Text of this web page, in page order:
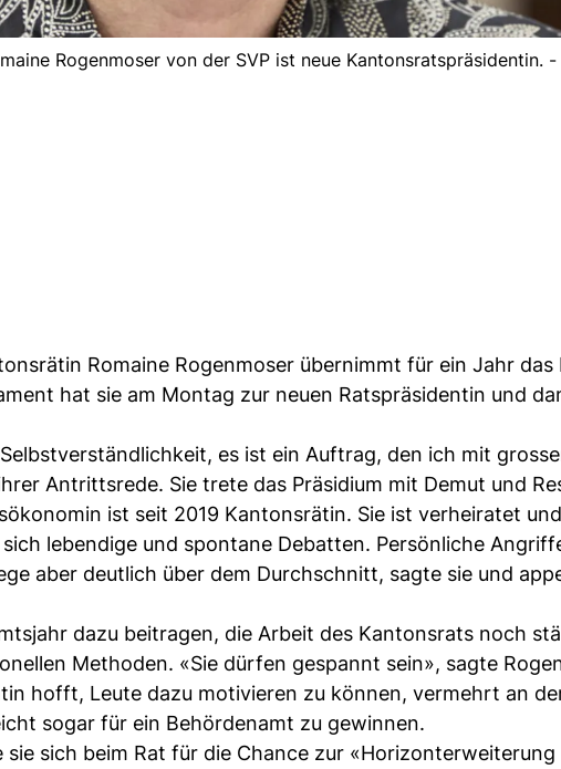
Rogenmoser von der SVP ist neue Kantonsratspräsidentin.
Romaine Rogenmoser übernimmt für ein Jahr das
hat sie am Montag zur neuen Ratspräsidentin und
es ist ein Auftrag, den ich mit
Antrittsrede. Sie trete das Präsidium mit Demut und
ist seit 2019 Kantonsrätin. Sie ist verheiratet
lebendige und spontane Debatten. Persönliche
aber deutlich über dem Durchschnitt, sagte sie und
dazu beitragen, die Arbeit des Kantonsrats noch
Methoden. «Sie dürfen gespannt sein», sagte
hofft, Leute dazu motivieren zu können, vermehrt an
sogar für ein Behördenamt zu gewinnen.
sie sich beim Rat für die Chance zur «Horizonterweiterung